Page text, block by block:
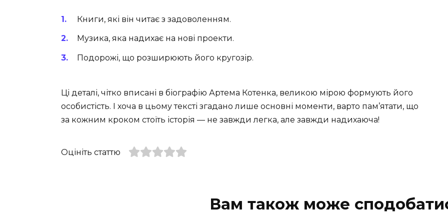
Книги, які він читає з задоволенням.
Музика, яка надихає на нові проекти.
Подорожі, що розширюють його кругозір.
Ці деталі, чітко вписані в біографію Артема Котенка, великою мірою формують його
особистість. І хоча в цьому тексті згадано лише основні моменти, варто пам’ятати, що
за кожним кроком стоїть історія — не завжди легка, але завжди надихаюча!
Оцініть статтю
Вам також може